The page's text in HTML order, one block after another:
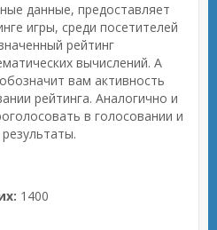
данные, предоставляет
игры, среди посетителей
рейтинг
вычислений. А
вам активность
рейтинга. Аналогично и
в голосовании и
1400